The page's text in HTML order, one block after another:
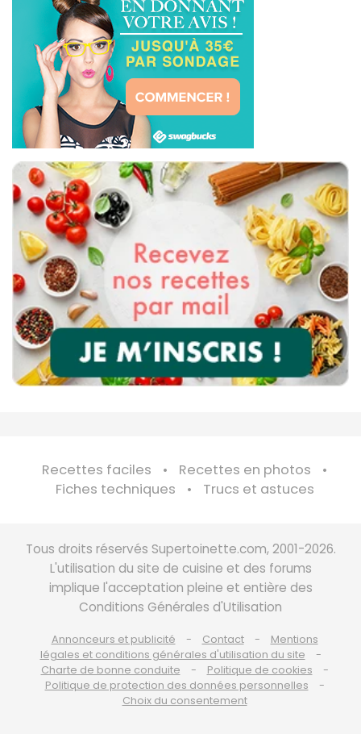
Recettes faciles
Recettes en photos
Fiches techniques
Trucs et astuces
Tous droits réservés Supertoinette.com, 2001-2026.
L'utilisation du site de cuisine et des forums
implique l'acceptation pleine et entière des
Conditions Générales d'Utilisation
Annonceurs et publicité Contact
Mentions
légales et conditions générales d'utilisation du site
Charte de bonne conduite
Politique de cookies
Politique de protection des données personnelles
Choix du consentement